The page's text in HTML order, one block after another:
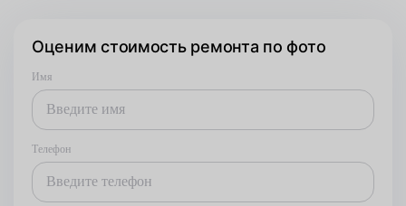
Оценим стоимость ремонта по фото
Имя
Телефон